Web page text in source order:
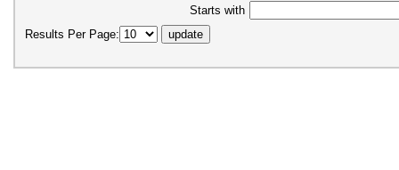
Starts with
Results Per Page: